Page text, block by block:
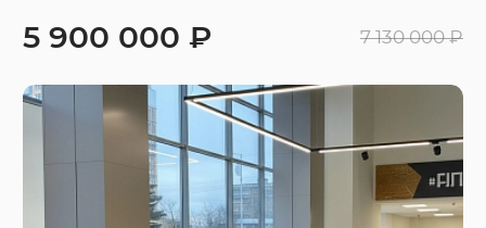
5 900 000 ₽ 7 130 000 ₽